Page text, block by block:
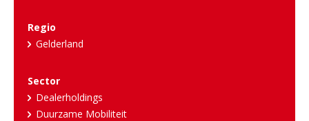
Regio
Gelderland
Sector
Dealerholdings
Duurzame Mobiliteit